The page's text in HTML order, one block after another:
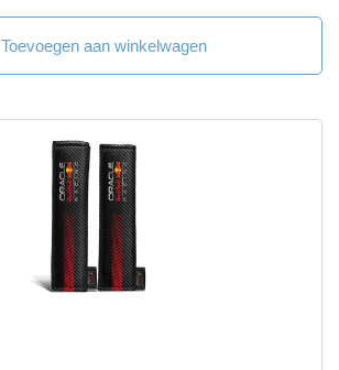
Toevoegen aan winkelwagen